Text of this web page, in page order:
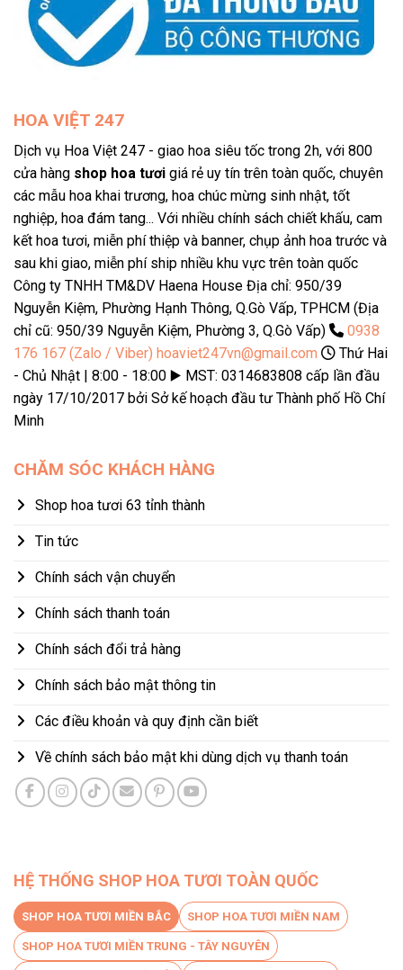
HOA VIỆT 247
Dịch vụ Hoa Việt 247 - giao hoa siêu tốc trong 2h, với 800
cửa hàng shop hoa tươi giá rẻ uy tín trên toàn quốc, chuyên
các mẫu hoa khai trương, hoa chúc mừng sinh nhật, tốt
nghiệp, hoa đám tang... Với nhiều chính sách chiết khấu, cam
kết hoa tươi, miễn phí thiệp và banner, chụp ảnh hoa trước và
sau khi giao, miễn phí ship nhiều khu vực trên toàn quốc
Công ty TNHH TM&DV Haena House Địa chỉ: 950/39
Nguyễn Kiệm, Phường Hạnh Thông, Q.Gò Vấp, TPHCM (Địa
chỉ cũ: 950/39 Nguyễn Kiệm, Phường 3, Q.Gò Vấp)
0938
176 167 (Zalo / Viber) hoaviet247vn@gmail.com
Thứ Hai
- Chủ Nhật | 8:00 - 18:00 ▶️ MST: 0314683808 cấp lần đầu
ngày 17/10/2017 bởi Sở kế hoạch đầu tư Thành phố Hồ Chí
Minh
CHĂM SÓC KHÁCH HÀNG
Shop hoa tươi 63 tỉnh thành
Tin tức
Chính sách vận chuyển
Chính sách thanh toán
Chính sách đổi trả hàng
Chính sách bảo mật thông tin
Các điều khoản và quy định cần biết
Về chính sách bảo mật khi dùng dịch vụ thanh toán
HỆ THỐNG SHOP HOA TƯƠI TOÀN QUỐC
SHOP HOA TƯƠI MIỀN BẮC SHOP HOA TƯƠI MIỀN NAM
SHOP HOA TƯƠI MIỀN TRUNG - TÂY NGUYÊN